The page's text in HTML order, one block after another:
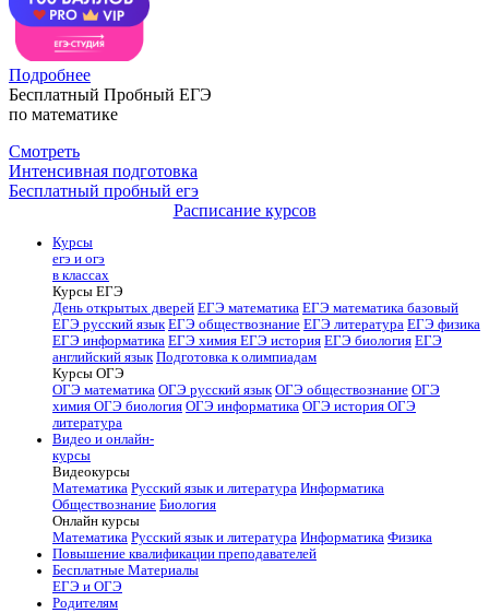
Подробнее
Бесплатный Пробный ЕГЭ
по математике
Смотреть
Интенсивная подготовка
Бесплатный пробный егэ
Расписание курсов
Курсы
егэ и огэ
в классах
Курсы ЕГЭ
День открытых дверей ЕГЭ математика ЕГЭ математика базовый
ЕГЭ русский язык ЕГЭ обществознание ЕГЭ литература ЕГЭ физика
ЕГЭ информатика ЕГЭ химия ЕГЭ история ЕГЭ биология ЕГЭ
английский язык Подготовка к олимпиадам
Курсы ОГЭ
ОГЭ математика ОГЭ русский язык ОГЭ обществознание ОГЭ
химия ОГЭ биология ОГЭ информатика ОГЭ история ОГЭ
литература
Видео и онлайн-
курсы
Видеокурсы
Математика Русский язык и литература Информатика
Обществознание Биология
Онлайн курсы
Математика Русский язык и литература Информатика Физика
Повышение квалификации преподавателей
Бесплатные Материалы
ЕГЭ и ОГЭ
Родителям